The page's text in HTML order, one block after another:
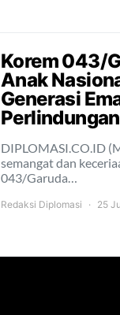
Korem 043/
Anak
Generasi
DIPLOMASI.CO.ID
semangat dan
043/Garuda…
Redaksi Diplomasi 25